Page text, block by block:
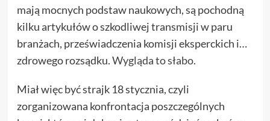
mają mocnych podstaw naukowych, są pochodną
kilku artykułów o szkodliwej transmisji w paru
branżach, przeświadczenia komisji eksperckich i…
zdrowego rozsądku.Wygląda to słabo.
Miał więc być strajk 18 stycznia, czyli
zorganizowana konfrontacja poszczególnych